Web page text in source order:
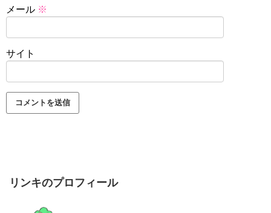
メール ※
サイト
リンキのプロフィール